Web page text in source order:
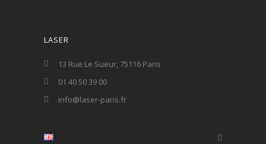
LASER
13 Rue Le Sueur, 75116 Paris
01 40 50 39 00
info@laser-paris.fr